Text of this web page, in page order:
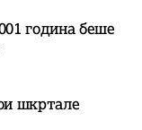
година беше
шкртале